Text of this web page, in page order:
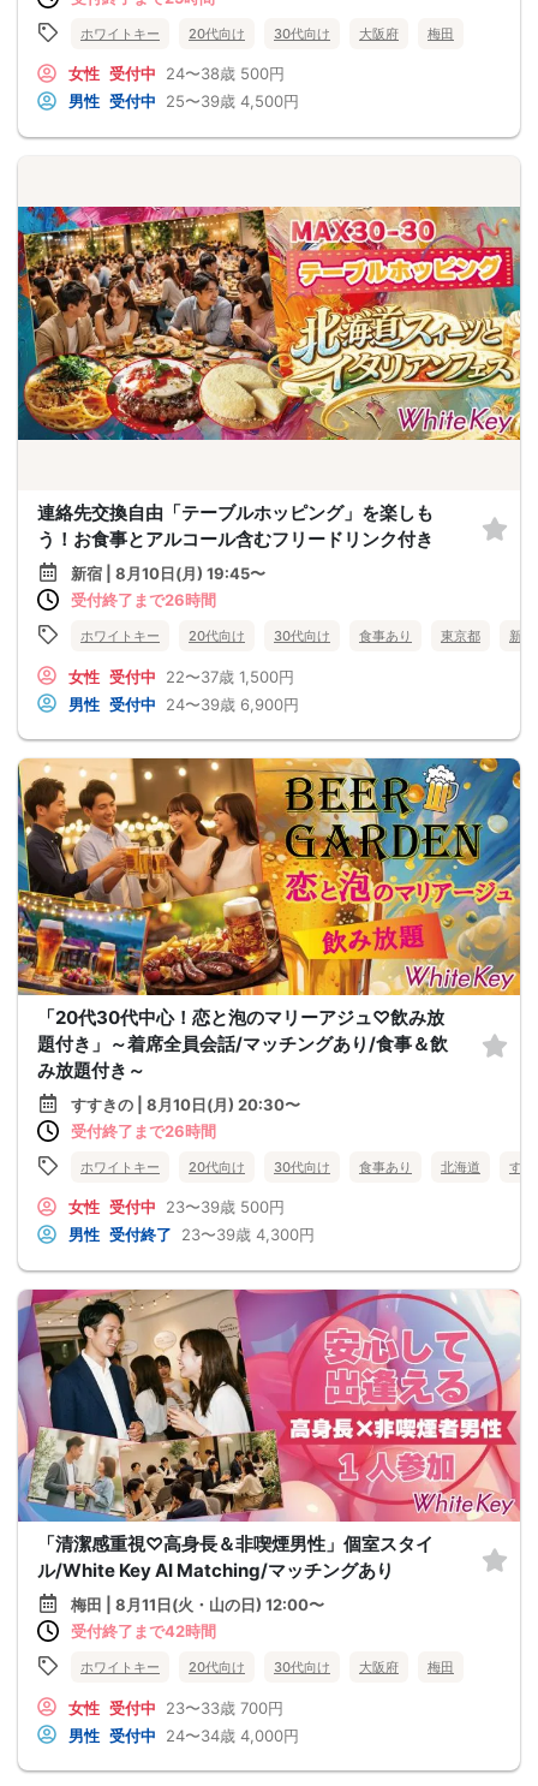
ホワイトキー 20代向け 30代向け 大阪府 梅田
女性 受付中 24〜38歳 500円
男性 受付中 25〜39歳 4,500円
連絡先交換自由「テーブルホッピング」を楽しも
う！お食事とアルコール含むフリードリンク付き
新宿 | 8月10日(月) 19:45〜
受付終了まで26時間
ホワイトキー 20代向け 30代向け 食事あり 東京都 新宿
女性 受付中 22〜37歳 1,500円
男性 受付中 24〜39歳 6,900円
「20代30代中心！恋と泡のマリーアジュ♡飲み放
題付き」～着席全員会話/マッチングあり/食事＆飲
み放題付き～
すすきの | 8月10日(月) 20:30〜
受付終了まで26時間
ホワイトキー 20代向け 30代向け 食事あり 北海道 す
女性 受付中 23〜39歳 500円
男性 受付終了 23〜39歳 4,300円
「清潔感重視♡高身長＆非喫煙男性」個室スタイ
ル/White Key AI Matching/マッチングあり
梅田 | 8月11日(火・山の日) 12:00〜
受付終了まで42時間
ホワイトキー 20代向け 30代向け 大阪府 梅田
女性 受付中 23〜33歳 700円
男性 受付中 24〜34歳 4,000円